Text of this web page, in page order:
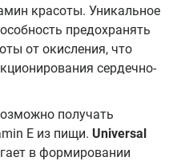
красоты. Уникальное
предохранять
от окисления, что
сердечно-
получать
E из пищи. Universal
в формировании